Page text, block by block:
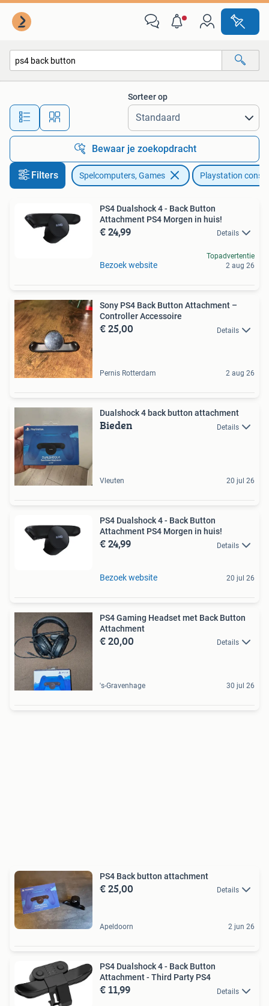
Alle afstanden…
Sorteer op
Bewaar je zoekopdracht
Filters Spelcomputers, Games Playstation
PS4 Dualshock 4 - Back Button
Attachment PS4 Morgen in huis!
€ 24,99 Details
Bezoek website
Topadvertentie
2 aug 26
Sony PS4 Back Button Attachment –
Controller Accessoire
€ 25,00 Details
Pernis Rotterdam 2 aug 26
Dualshock 4 back button attachment
Bieden Details
Vleuten 20 jul 26
PS4 Dualshock 4 - Back Button
Attachment PS4 Morgen in huis!
€ 24,99 Details
Bezoek website 20 jul 26
PS4 Gaming Headset met Back Button
Attachment
€ 20,00 Details
's-Gravenhage 30 jul 26
PS4 Back button attachment
€ 25,00 Details
Apeldoorn 2 jun 26
PS4 Dualshock 4 - Back Button
Attachment - Third Party PS4
€ 11,99 Details